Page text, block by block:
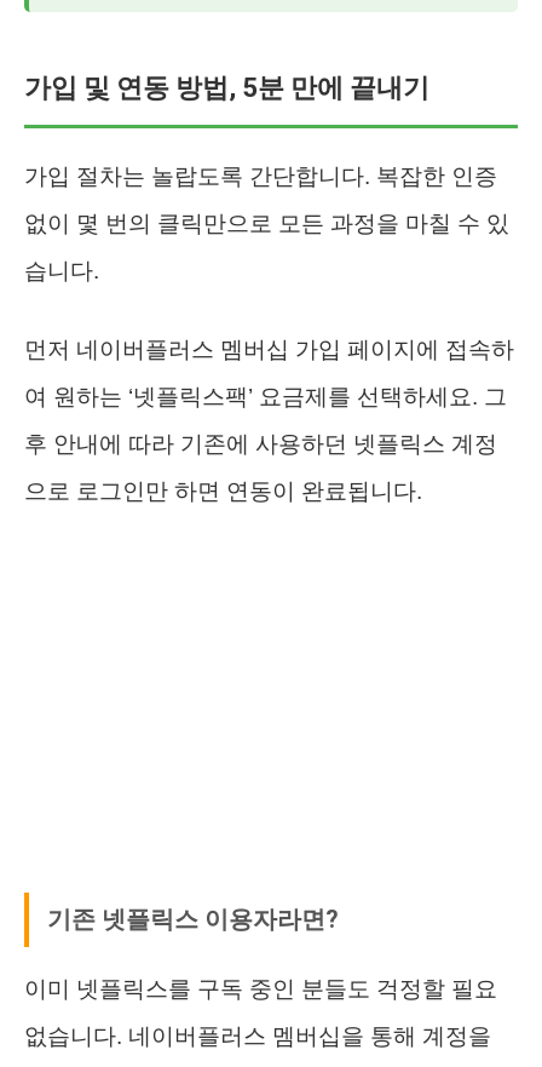
가입 및 연동 방법, 5분 만에 끝내기
가입 절차는 놀랍도록 간단합니다. 복잡한 인증
없이 몇 번의 클릭만으로 모든 과정을 마칠 수 있
습니다.
먼저 네이버플러스 멤버십 가입 페이지에 접속하
여 원하는 ‘넷플릭스팩’ 요금제를 선택하세요. 그
후 안내에 따라 기존에 사용하던 넷플릭스 계정
으로 로그인만 하면 연동이 완료됩니다.
기존 넷플릭스 이용자라면?
이미 넷플릭스를 구독 중인 분들도 걱정할 필요
없습니다. 네이버플러스 멤버십을 통해 계정을